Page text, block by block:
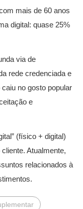
mais de 60 anos
digital: quase 25%
via de
rede credenciada e
no gosto popular
e
(físico + digital)
Atualmente,
relacionados à